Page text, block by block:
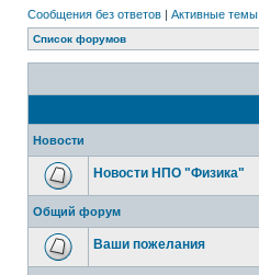
Сообщения без ответов | Активные темы
Список форумов
Новости
Новости НПО "Физика"
Общий форум
Ваши пожелания